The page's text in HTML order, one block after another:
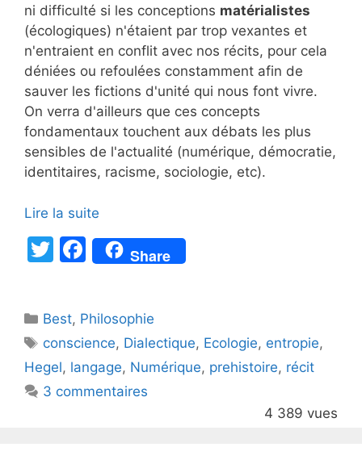
ni difficulté si les conceptions matérialistes
(écologiques) n'étaient par trop vexantes et
n'entraient en conflit avec nos récits, pour cela
déniées ou refoulées constamment afin de
sauver les fictions d'unité qui nous font vivre.
On verra d'ailleurs que ces concepts
fondamentaux touchent aux débats les plus
sensibles de l'actualité (numérique, démocratie,
identitaires, racisme, sociologie, etc).
Lire la suite
T
er
F
a
e
b
o
o
Share
Catégories
Best, Philosophie
Étiquettes
conscience, Dialectique, Ecologie, entropie,
Hegel, langage, Numérique, prehistoire, récit
3 commentaires
4 389 vues